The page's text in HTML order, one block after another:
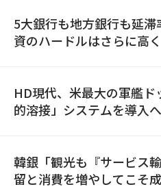
5大銀行も地方銀行も延
資のハードルはさらに高く
HD現代、米最大の軍艦ド
的溶接」システムを導入へ
韓銀「観光も『サービス
留と消費を増やしてこそ成